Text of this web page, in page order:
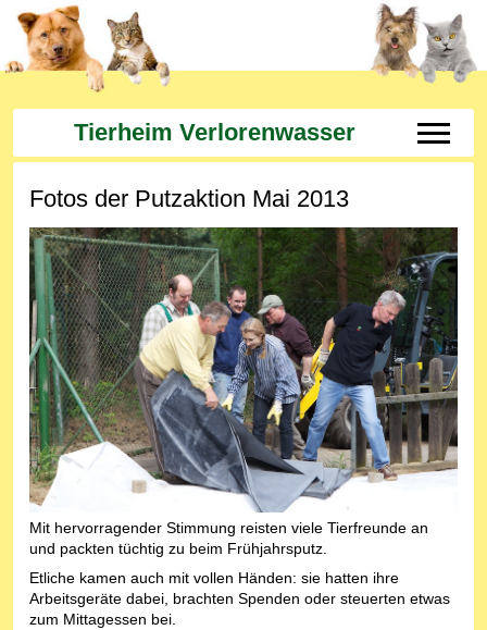
Tierheim Verlorenwasser Off-
Fotos der Putzaktion Mai 2013
Mit hervorragender Stimmung reisten viele Tierfreunde an
und packten tüchtig zu beim Frühjahrsputz.
Etliche kamen auch mit vollen Händen: sie hatten ihre
Arbeitsgeräte dabei, brachten Spenden oder steuerten etwas
zum Mittagessen bei.